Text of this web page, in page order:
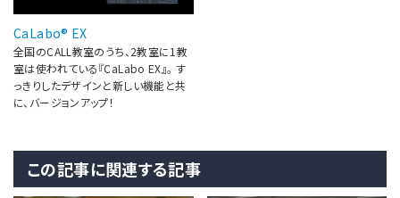
CaLabo® EX
全国のCALL教室のうち、2教室に1教
室は使われている『CaLabo EX』。 す
っきりしたデザインと新しい機能と共
に、バージョンアップ！
この記事に関連する記事